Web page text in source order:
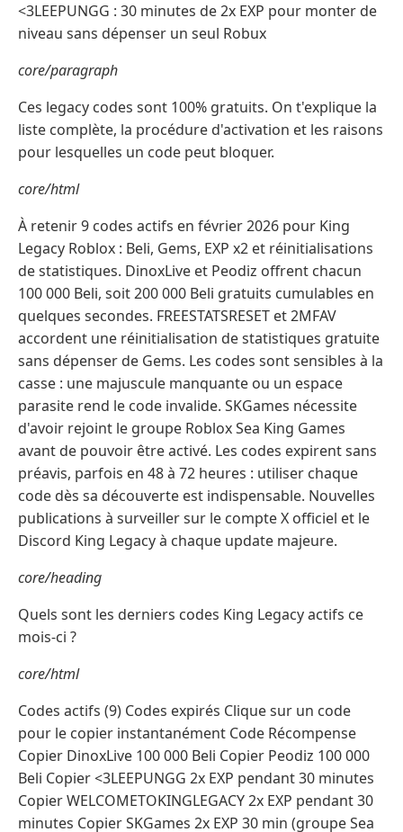
<3LEEPUNGG : 30 minutes de 2x EXP pour monter de
niveau sans dépenser un seul Robux
core/paragraph
Ces legacy codes sont 100% gratuits. On t'explique la
liste complète, la procédure d'activation et les raisons
pour lesquelles un code peut bloquer.
core/html
À retenir 9 codes actifs en février 2026 pour King
Legacy Roblox : Beli, Gems, EXP x2 et réinitialisations
de statistiques. DinoxLive et Peodiz offrent chacun
100 000 Beli, soit 200 000 Beli gratuits cumulables en
quelques secondes. FREESTATSRESET et 2MFAV
accordent une réinitialisation de statistiques gratuite
sans dépenser de Gems. Les codes sont sensibles à la
casse : une majuscule manquante ou un espace
parasite rend le code invalide. SKGames nécessite
d'avoir rejoint le groupe Roblox Sea King Games
avant de pouvoir être activé. Les codes expirent sans
préavis, parfois en 48 à 72 heures : utiliser chaque
code dès sa découverte est indispensable. Nouvelles
publications à surveiller sur le compte X officiel et le
Discord King Legacy à chaque update majeure.
core/heading
Quels sont les derniers codes King Legacy actifs ce
mois-ci ?
core/html
Codes actifs (9) Codes expirés Clique sur un code
pour le copier instantanément Code Récompense
Copier DinoxLive 100 000 Beli Copier Peodiz 100 000
Beli Copier <3LEEPUNGG 2x EXP pendant 30 minutes
Copier WELCOMETOKINGLEGACY 2x EXP pendant 30
minutes Copier SKGames 2x EXP 30 min (groupe Sea